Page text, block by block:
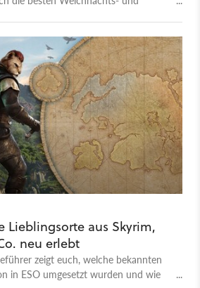
Lieblingsorte aus Skyrim,
neu erlebt
zeigt euch, welche bekannten
in ESO umgesetzt wurden und wie